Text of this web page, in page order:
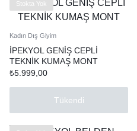
Stokta Yok
Kadın Dış Giyim
İPEKYOL GENİŞ CEPLİ
TEKNİK KUMAŞ MONT
₺5.999,00
Tükendi